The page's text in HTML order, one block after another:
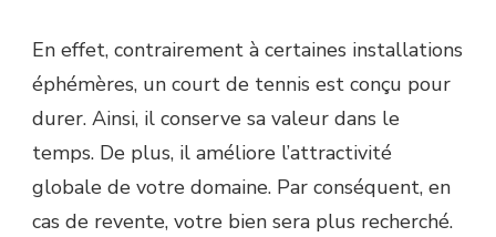
En effet, contrairement à certaines installations
éphémères, un court de tennis est conçu pour
durer. Ainsi, il conserve sa valeur dans le
temps. De plus, il améliore l’attractivité
globale de votre domaine. Par conséquent, en
cas de revente, votre bien sera plus recherché.